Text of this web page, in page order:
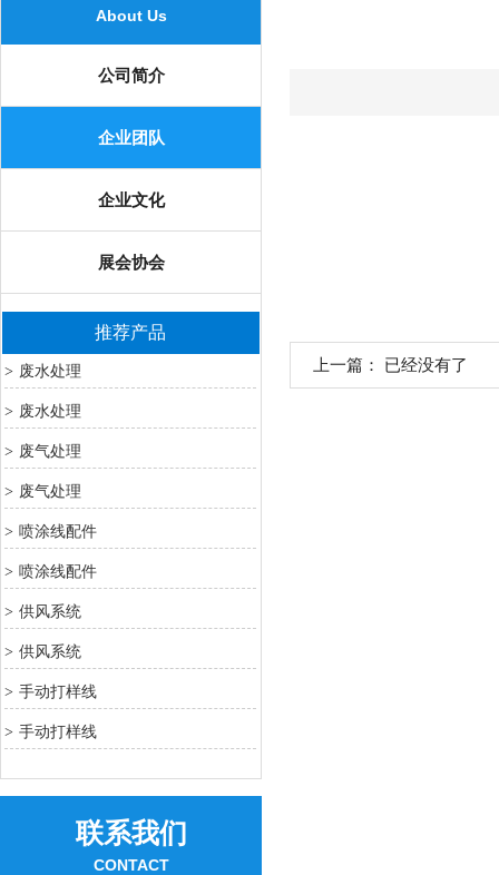
About Us
公司简介
企业团队
企业文化
展会协会
推荐产品
> 废水处理
> 废水处理
> 废气处理
> 废气处理
> 喷涂线配件
> 喷涂线配件
> 供风系统
> 供风系统
> 手动打样线
> 手动打样线
联系我们
CONTACT
上一篇： 已经没有了